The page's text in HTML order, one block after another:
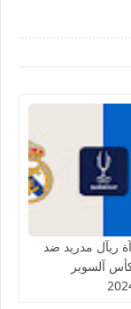
ريآل مدريد ضد
كأس آلسوبر